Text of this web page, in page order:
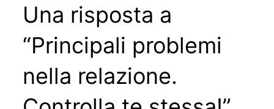
Una risposta a
“Principali problemi
nella relazione.